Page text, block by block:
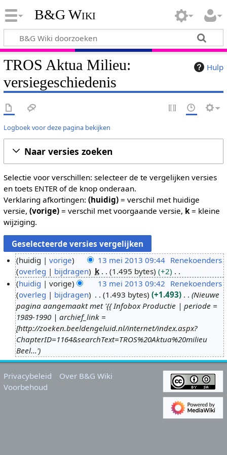
B&G Wiki
Hulp
TROS Aktua Milieu:
versiegeschiedenis
Logboek voor deze pagina bekijken
Naar versies zoeken
Selectie voor verschillen: selecteer de te vergelijken versies
en toets ENTER of de knop onderaan.
Verklaring afkortingen: (huidig)= verschil met huidige
versie, (vorige)= verschil met voorgaande versie, k= kleine
wijziging.
3
3
huidig vorige 13 mei 2013 09:44 Renekoenders
overleg
bijdragen k 1.495 bytes
+2
G
e
e
n
b
e
w
e
huidig vorige 13 mei 2013 09:42 Renekoenders
overleg
bijdragen 1.493 bytes +1.493
Nieuwe
pagina aangemaakt met '{{ Infobox Productie | periode =
1989-1990 | archief_link =
[http://zoeken.beeldengeluid.nl/internet/index.aspx?
ChapterID=1164&searchText=TROS%20Aktua%20milieu
Beel...'
Privacybeleid
Over B&G Wiki
Voorbehoud